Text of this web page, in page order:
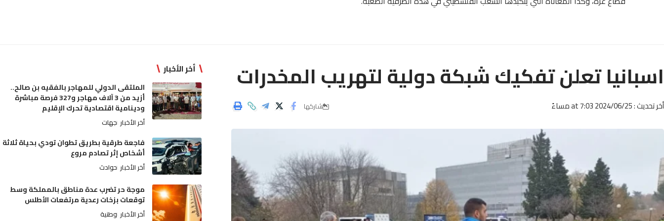
اسبانيا تعلن تفكيك شبكة دولية لتهريب المخدرات
أخر تحديث : 2024/06/25 at 7:03 مساءً شاركها
أخر الأخبار
الملتقى الدولي للمهاجر بالفقيه بن صالح..
أزيد من 3 آلاف مهاجر و327 فرصة مباشرة
ودينامية اقتصادية تحرك الإقليم
أخر الأخبار جهات
فاجعة طرقية بطريق تطوان تودي بحياة ثلاثة
أشخاص إثر تصادم مروع
أخر الأخبار حوادث
موجة حر تضرب عدة مناطق بالمملكة وسط
توقعات بزخات رعدية مرتفعات الأطلس
أخر الأخبار وطنية